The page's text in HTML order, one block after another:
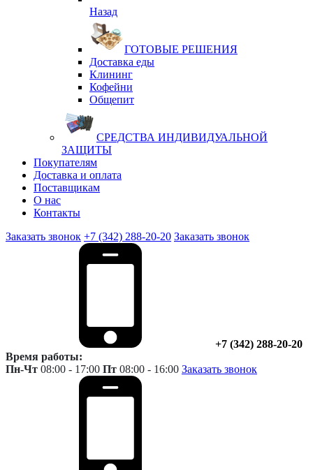
Назад
ГОТОВЫЕ РЕШЕНИЯ
Доставка еды
Клининг
Кофейни
Общепит
СРЕДСТВА ИНДИВИДУАЛЬНОЙ
ЗАЩИТЫ
Покупателям
Доставка и оплата
Поставщикам
О нас
Контакты
Заказать звонок +7 (342) 288-20-20 Заказать звонок
+7 (342) 288-20-20
Время работы:
Пн-Чт 08:00 - 17:00 Пт 08:00 - 16:00 Заказать звонок